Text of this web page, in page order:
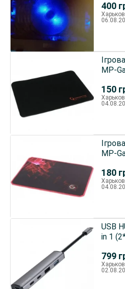
400
Харьков
150
MP-
Харьков
180
MP-
Харьков
799
USB
in 1
Харьков